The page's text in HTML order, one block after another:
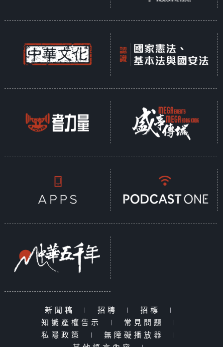
新聞稿 | 招聘 | 招標
|
知識產權告示
| 常見問題
|
私隱政策
| 無障礙播放器
|